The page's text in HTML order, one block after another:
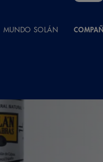
MUNDO SOLÁN